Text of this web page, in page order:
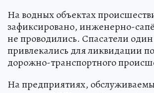
На водных объектах
зафиксировано, инженерно-
не проводились. Спасатели
привлекались для ликвидации
дорожно-транспортного
На предприятиях,